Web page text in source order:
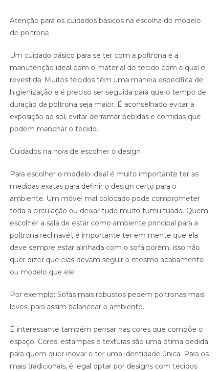
Atenção para os cuidados básicos na escolha do modelo
de poltrona
Um cuidado básico para se ter com a poltrona é a
manutenção ideal com o material do tecido com a qual é
revestida. Muitos tecidos têm uma maneia específica de
higienização e é preciso ser seguida para que o tempo de
duração da poltrona seja maior. É aconselhado evitar a
exposição ao sol, evitar derramar bebidas e comidas que
podem manchar o tecido.
Cuidados na hora de escolher o design
Para escolher o modelo ideal é muito importante ter as
medidas exatas para definir o design certo para o
ambiente. Um móvel mal colocado pode comprometer
toda a circulação ou deixar tudo muito tumultuado. Quem
escolher a sala de estar como ambiente principal para a
poltrona reclinavél, é importante ter em mente que ela
deve sempre estar alinhada com o sofá porém, isso não
quer dizer que elas devam seguir o mesmo acabamento
ou modelo que ele.
Por exemplo: Sofás mais robustos pedem poltronas mais
leves, para assim balancear o ambiente.
É interessante também pensar nas cores que compõe o
espaço. Cores, estampas e texturas são uma ótima pedida
para quem quer inovar e ter uma identidade única. Para os
mais tradicionais, é legal optar por designs com tecidos